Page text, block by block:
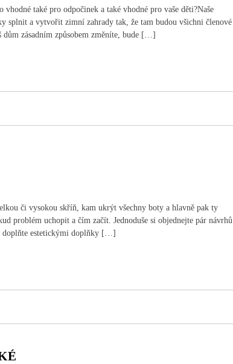
také pro odpočinek a také vhodné pro vaše děti?Naše
splnit a vytvořit zimní zahrady tak, že tam budou všichni členové
zásadním způsobem změníte, bude […]
či vysokou skříň, kam ukrýt všechny boty a hlavně pak ty
problém uchopit a čím začít. Jednoduše si objednejte pár návrhů
doplňte estetickými doplňky […]